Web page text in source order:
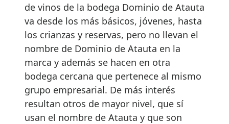
de vinos de la bodega Dominio de Atauta
va desde los más básicos, jóvenes, hasta
los crianzas y reservas, pero no llevan el
nombre de Dominio de Atauta en la
marca y además se hacen en otra
bodega cercana que pertenece al mismo
grupo empresarial. De más interés
resultan otros de mayor nivel, que sí
usan el nombre de Atauta y que son